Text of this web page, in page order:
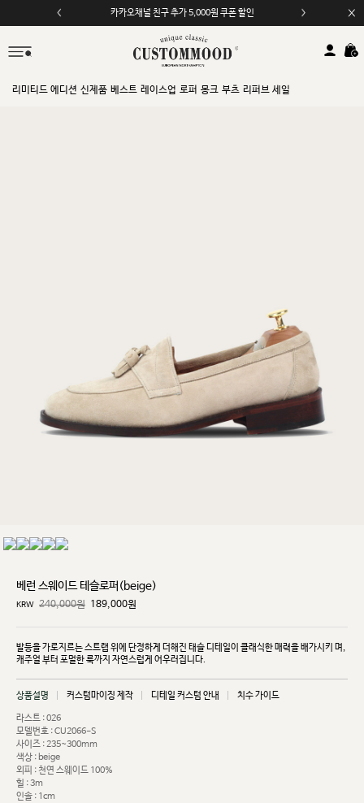
카카오채널 친구 추가 5,000원 쿠폰 할인
모바일 앱 자동 2,000원 할인
리미티드 에디션 신제품 베스트 레이스업 로퍼 몽크 부츠 리퍼브 세일
베런 스웨이드 테슬로퍼(beige)
KRW 240,000원 189,000원
발등을 가로지르는 스트랩 위에 단정하게 더해진 태슬 디테일이 클래식한 매력을 배가시키 며,
캐주얼 부터 포멀한 룩까지 자연스럽게 어우러집니다.
상품설명 커스텀마이징 제작 디테일 커스텀 안내 치수 가이드
라스트 : 026
모델번호 : CU2066-S
사이즈 : 235~300mm
색상 : beige
외피 : 천연 스웨이드 100%
힐 : 3m
인솔 : 1cm